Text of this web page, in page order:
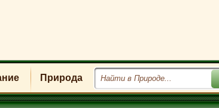
Природа